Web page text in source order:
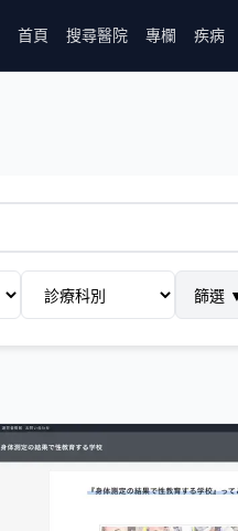
首頁 搜尋醫院 專欄 疾病
篩選